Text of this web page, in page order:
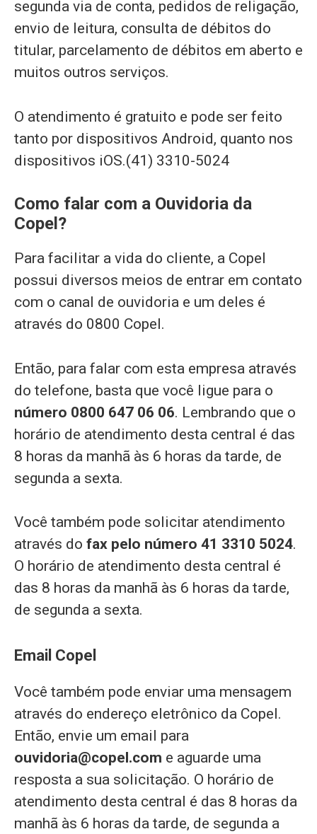
segunda via de conta, pedidos de religação,
envio de leitura, consulta de débitos do
titular, parcelamento de débitos em aberto e
muitos outros serviços.
O atendimento é gratuito e pode ser feito
tanto por dispositivos Android, quanto nos
dispositivos iOS.(41) 3310-5024
Como falar com a Ouvidoria da
Copel?
Para facilitar a vida do cliente, a Copel
possui diversos meios de entrar em contato
com o canal de ouvidoria e um deles é
através do 0800 Copel.
Então, para falar com esta empresa através
do telefone, basta que você ligue para o
número 0800 647 06 06. Lembrando que o
horário de atendimento desta central é das
8 horas da manhã às 6 horas da tarde, de
segunda a sexta.
Você também pode solicitar atendimento
através do fax pelo número 41 3310 5024.
O horário de atendimento desta central é
das 8 horas da manhã às 6 horas da tarde,
de segunda a sexta.
Email Copel
Você também pode enviar uma mensagem
através do endereço eletrônico da Copel.
Então, envie um email para
ouvidoria@copel.com e aguarde uma
resposta a sua solicitação. O horário de
atendimento desta central é das 8 horas da
manhã às 6 horas da tarde, de segunda a